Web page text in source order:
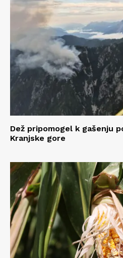
Dež pripomogel k gašenju
Kranjske gore